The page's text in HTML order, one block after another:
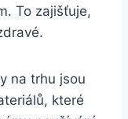
To zajišťuje,
na ⁣trhu ‍jsou
‍které